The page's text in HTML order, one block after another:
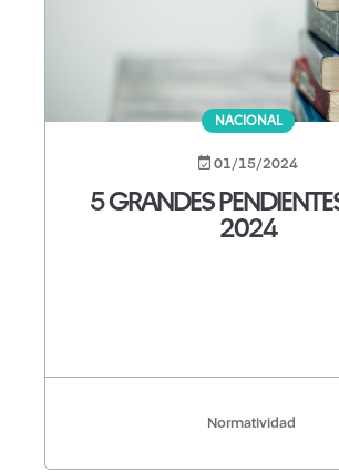
NACIONAL
01/15/2024
5 GRANDES
2024
Normatividad